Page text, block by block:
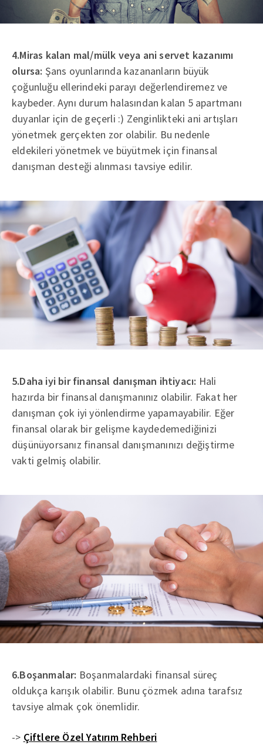
4.Miras kalan mal/mülk veya ani servet kazanımı
olursa: Şans oyunlarında kazananların büyük
çoğunluğu ellerindeki parayı değerlendiremez ve
kaybeder. Aynı durum halasından kalan 5 apartmanı
duyanlar için de geçerli :) Zenginlikteki ani artışları
yönetmek gerçekten zor olabilir. Bu nedenle
eldekileri yönetmek ve büyütmek için finansal
danışman desteği alınması tavsiye edilir.
5.Daha iyi bir finansal danışman ihtiyacı: Hali
hazırda bir finansal danışmanınız olabilir. Fakat her
danışman çok iyi yönlendirme yapamayabilir. Eğer
finansal olarak bir gelişme kaydedemediğinizi
düşünüyorsanız finansal danışmanınızı değiştirme
vakti gelmiş olabilir.
6.Boşanmalar: Boşanmalardaki finansal süreç
oldukça karışık olabilir. Bunu çözmek adına tarafsız
tavsiye almak çok önemlidir.
-> Çiftlere Özel Yatırım Rehberi